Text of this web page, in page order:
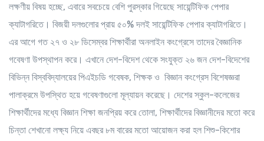
লক্ষণীয় বিষয় হচ্ছে, এবারে সবচেয়ে বেশি পুরস্কার গিয়েছে সায়েন্টিফিক পেপার
ক্যাটাগরিতে। বিজয়ী দলগুলোর প্রায় ৫০% দলই সায়েন্টিফিক পেপার ক্যাটাগরিতে।
এর আগে গত ২৭ ও ২৮ ডিসেম্বর শিক্ষার্থীরা অনলাইন কংগ্রেসে তাদের বৈজ্ঞানিক
গবেষণা উপস্থাপন করে। এখানে দেশ-বিদেশ থেকে সংযুক্ত ২৬ জন দেশ-বিদেশের
বিভিন্ন বিস্ববিদ্যালয়ের পিএইচডি গবেষক, শিক্ষক ও বিজ্ঞান কংগ্রেস বিশেষজ্ঞরা
পালাক্রমে উপস্থিত হয়ে গবেষণাগুলো মূল্যায়ন করেছে। দেশের স্কুল-কলেজের
শিক্ষার্থীদের মধ্যে বিজ্ঞান শিক্ষা জনপ্রিয় করে তোলা, শিক্ষার্থীদের বিজ্ঞানীদের মতো করে
চিন্তা শেখানো লক্ষ্য নিয়ে এবছর ৮ম বারের মতো আয়োজন করা হল শিশু-কিশোর